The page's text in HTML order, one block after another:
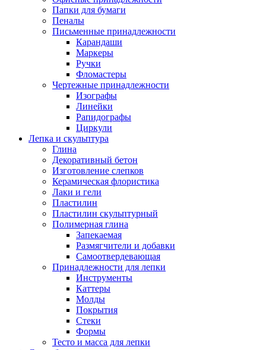
Папки для бумаги
Пеналы
Письменные принадлежности
Карандаши
Маркеры
Ручки
Фломастеры
Чертежные принадлежности
Изографы
Линейки
Рапидографы
Циркули
Лепка и скульптура
Глина
Декоративный бетон
Изготовление слепков
Керамическая флористика
Лаки и гели
Пластилин
Пластилин скульптурный
Полимерная глина
Запекаемая
Размягчители и добавки
Самоотвердевающая
Принадлежности для лепки
Инструменты
Каттеры
Молды
Покрытия
Стеки
Формы
Тесто и масса для лепки